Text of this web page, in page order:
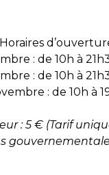
Horaires
: de 10h à
: de 10h à
: de 10h à
: 5 € (Tarif